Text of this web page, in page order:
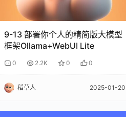
9-13 部署你个人的精简版大模型
框架Ollama+WebUI Lite
0 2.2K 0 0
稻草人 2025-01-20